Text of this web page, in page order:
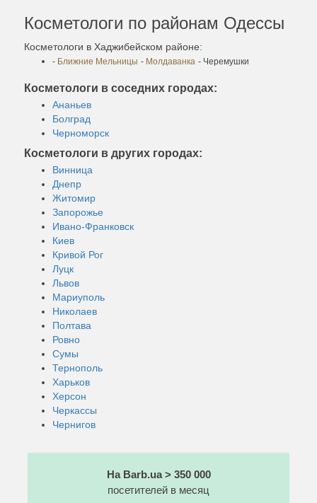
Косметологи по районам Одессы
Косметологи в Хаджибейском районе:
- Ближние Мельницы - Молдаванка - Черемушки
Косметологи в соседних городах:
Ананьев
Болград
Черноморск
Косметологи в других городах:
Винница
Днепр
Житомир
Запорожье
Ивано-Франковск
Киев
Кривой Рог
Луцк
Львов
Мариуполь
Николаев
Полтава
Ровно
Сумы
Тернополь
Харьков
Херсон
Черкассы
Чернигов
На Barb.ua > 350 000
посетителей в месяц